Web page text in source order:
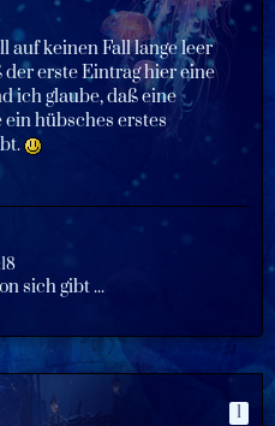
auf keinen Fall lange leer
erste Eintrag hier eine
ich glaube, daß eine
hübsches erstes
sich gibt ...
1